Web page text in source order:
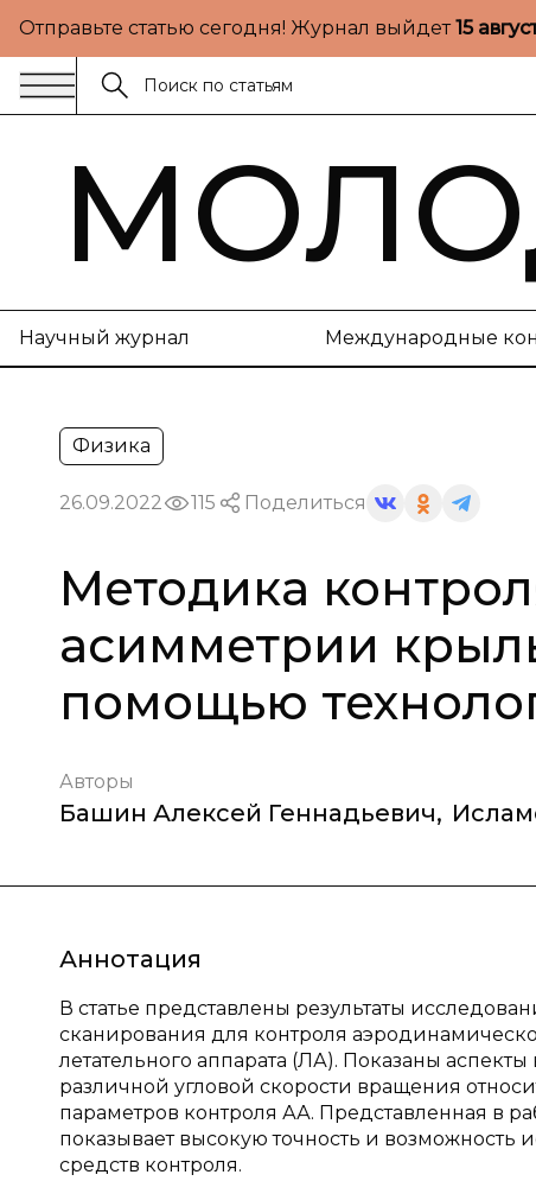
Отправьте статью сегодня! Журнал выйдет15
Научный журнал Международные
Физика
26.09.2022 115 Поделиться
Методика
асимметрии
помощью
Авторы
Башин Алексей Геннадьевич,
Аннотация
В статье представлены результаты
сканирования для контроля
летательного аппарата (ЛА). Показаны
различной угловой скорости вращения
параметров контроля АА. Представленная в
показывает высокую точность и
средств контроля.